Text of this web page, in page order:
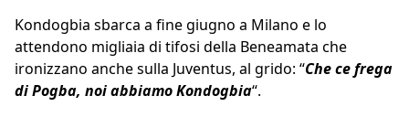
Kondogbia sbarca a fine giugno a Milano e lo
attendono migliaia di tifosi della Beneamata che
ironizzano anche sulla Juventus, al grido: “Che ce frega
di Pogba, noi abbiamo Kondogbia“.